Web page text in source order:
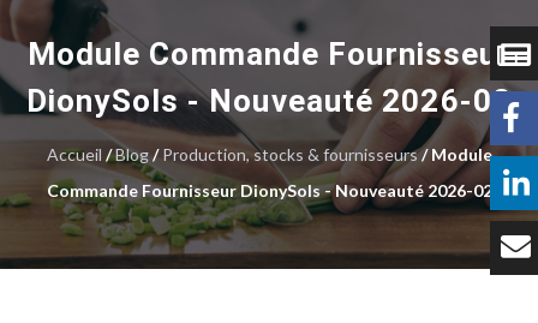
Nos conseillers
DionySols
Nos versions
Nos autres
Solutions
Témoignages
Tarifs
Module Commande Fournisseur
DionySols - Nouveauté 2026-02
Accueil /Blog/Production, stocks & fournisseurs/ Module
Commande Fournisseur DionySols - Nouveauté 2026-02